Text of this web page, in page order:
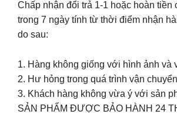
Chấp nhận đổi trả 1-1 hoặc hoàn tiền
trong 7 ngày tính từ thời điểm nhận
do sau:
1. Hàng không giống với hình ảnh và
2. Hư hỏng trong quá trình vận chuyển
3. Khách hàng không vừa ý với sản
SẢN PHẨM ĐƯỢC BẢO HÀNH 24